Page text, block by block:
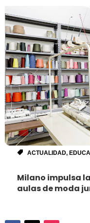
ACTUALIDAD,
Milano impulsa
aulas de moda